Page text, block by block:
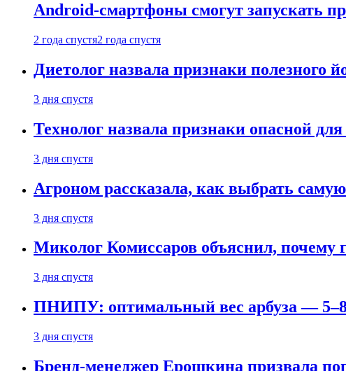
Android-смартфоны смогут запускать
2 года спустя2 года спустя
Диетолог назвала признаки полезного
3 дня спустя
Технолог назвала признаки опасной
3 дня спустя
Агроном рассказала, как выбрать
3 дня спустя
Миколог Комиссаров объяснил, почему
3 дня спустя
ПНИПУ: оптимальный вес арбуза —
3 дня спустя
Бренд-менеджер Ерошкина призвала